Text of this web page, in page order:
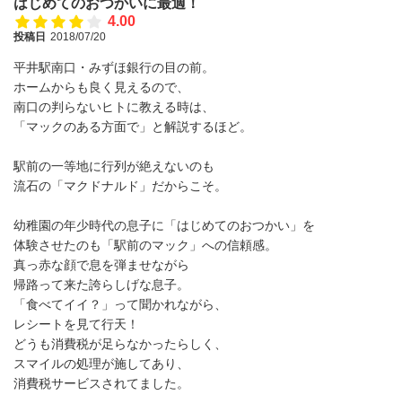
はじめてのおつかいに最適！
4.00
投稿日 2018/07/20
平井駅南口・みずほ銀行の目の前。
ホームからも良く見えるので、
南口の判らないヒトに教える時は、
「マックのある方面で」と解説するほど。
駅前の一等地に行列が絶えないのも
流石の「マクドナルド」だからこそ。
幼稚園の年少時代の息子に「はじめてのおつかい」を
体験させたのも「駅前のマック」への信頼感。
真っ赤な顔で息を弾ませながら
帰路って来た誇らしげな息子。
「食べてイイ？」って聞かれながら、
レシートを見て行天！
どうも消費税が足らなかったらしく、
スマイルの処理が施してあり、
消費税サービスされてました。